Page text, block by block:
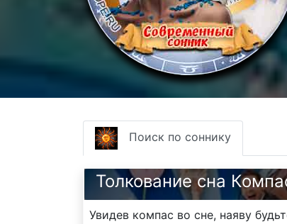
Поиск по соннику
Толкование сна
Увидев компас во сне, наяву